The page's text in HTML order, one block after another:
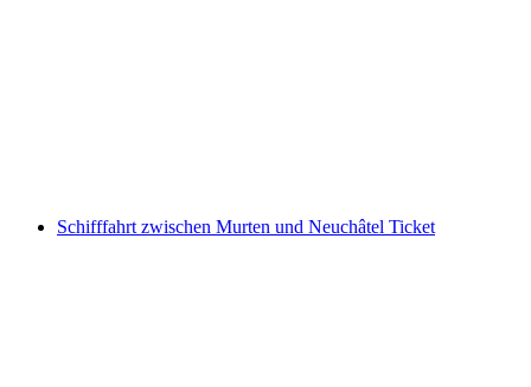
Schifffahrt zwischen Murten und Neuchâtel Ticket